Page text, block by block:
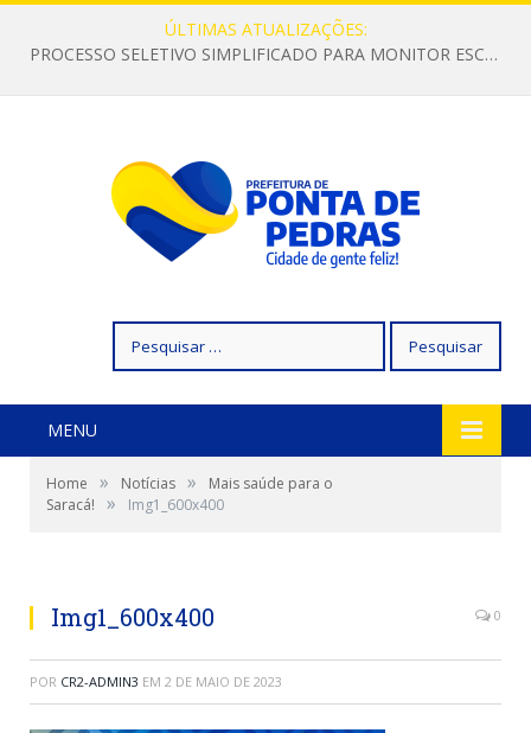
ÚLTIMAS ATUALIZAÇÕES:
PROCESSO SELETIVO SIMPLIFICADO PARA MONITOR ESCOLAR
por:
MENU
Home » Notícias »
Mais saúde para o
Saracá!
» Img1_600x400
Img1_600x400 0
POR CR2-ADMIN3 EM 2 DE MAIO DE 2023